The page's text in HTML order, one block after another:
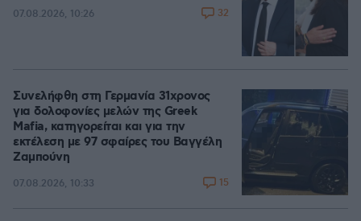
07.08.2026, 10:26 32
Συνελήφθη στη Γερμανία 31χρονος
για δολοφονίες μελών της Greek
Mafia, κατηγορείται και για την
εκτέλεση με 97 σφαίρες του Βαγγέλη
Ζαμπούνη
07.08.2026, 10:33 15